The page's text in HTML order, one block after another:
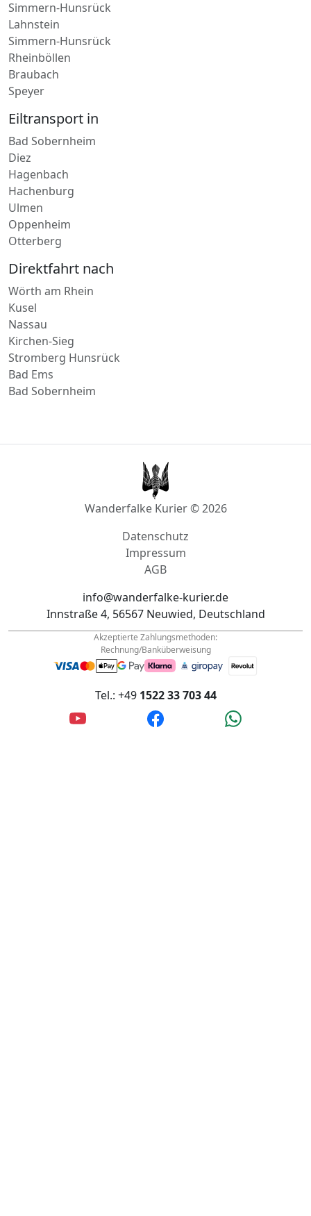
Kirchheimbolanden
Simmern-Hunsrück
Lahnstein
Simmern-Hunsrück
Rheinböllen
Braubach
Eiltransport in
Bad Sobernheim
Diez
Hagenbach
Hachenburg
Ulmen
Oppenheim
Direktfahrt nach
Wörth am Rhein
Kusel
Nassau
Kirchen-Sieg
Stromberg Hunsrück
Bad Ems
Datenschutz
Impressum
info@wanderfalke-kurier.de
Innstraße 4, 56567 Neuwied, Deutschland
Akzeptierte Zahlungsmethoden:
Rechnung/Banküberweisung
1522 33 703 44